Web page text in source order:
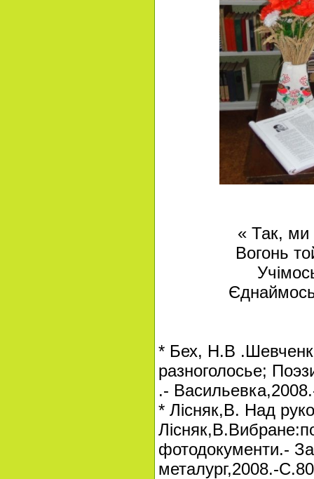
« Так, ми
Вогонь
Єднаймось
* Бех, Н.В
разноголосье;
.-
* Лісняк,В. Над
фотодокументи.-
металург,2008.-